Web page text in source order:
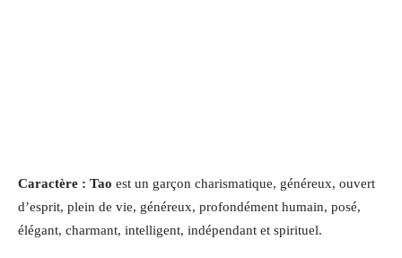
Caractère : Tao est un garçon charismatique, généreux, ouvert
d’esprit, plein de vie, généreux, profondément humain, posé,
élégant, charmant, intelligent, indépendant et spirituel.